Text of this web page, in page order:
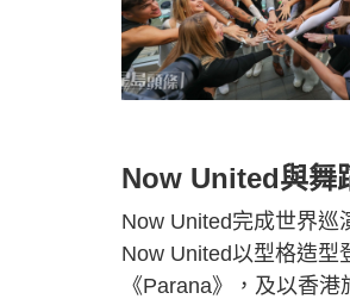
Now United與舞
Now United完成世界巡
Now United以型格造型
《Parana》，及以香